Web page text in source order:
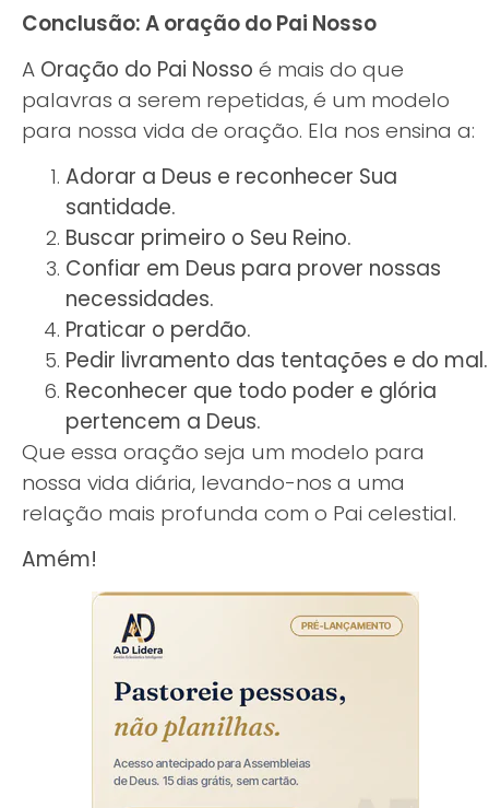
Conclusão: A oração do Pai Nosso
A Oração do Pai Nosso é mais do que
palavras a serem repetidas, é um modelo
para nossa vida de oração. Ela nos ensina a:
Adorar a Deus e reconhecer Sua
santidade.
Buscar primeiro o Seu Reino.
Confiar em Deus para prover nossas
necessidades.
Praticar o perdão.
Pedir livramento das tentações e do mal.
Reconhecer que todo poder e glória
pertencem a Deus.
Que essa oração seja um modelo para
nossa vida diária, levando-nos a uma
relação mais profunda com o Pai celestial.
Amém!